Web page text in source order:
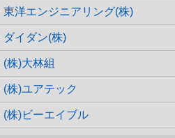
東洋エンジニアリング(株)
ダイダン(株)
(株)大林組
(株)ユアテック
(株)ビーエイブル